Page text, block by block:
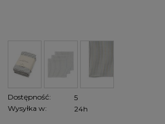
Dostępność:
5
Wysyłka w:
24h